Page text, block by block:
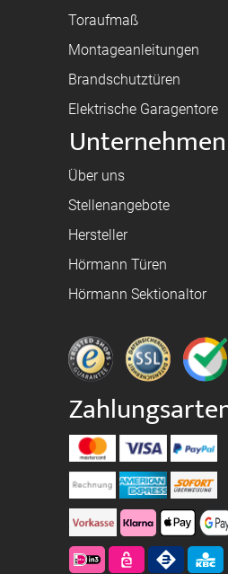
Toraufmaß
Montageanleitungen
Brandschutztüren
Elektrische Garagentore
Unternehmen
Über uns
Stellenangebote
Hersteller
Hörmann Türen
Hörmann Sektionaltor